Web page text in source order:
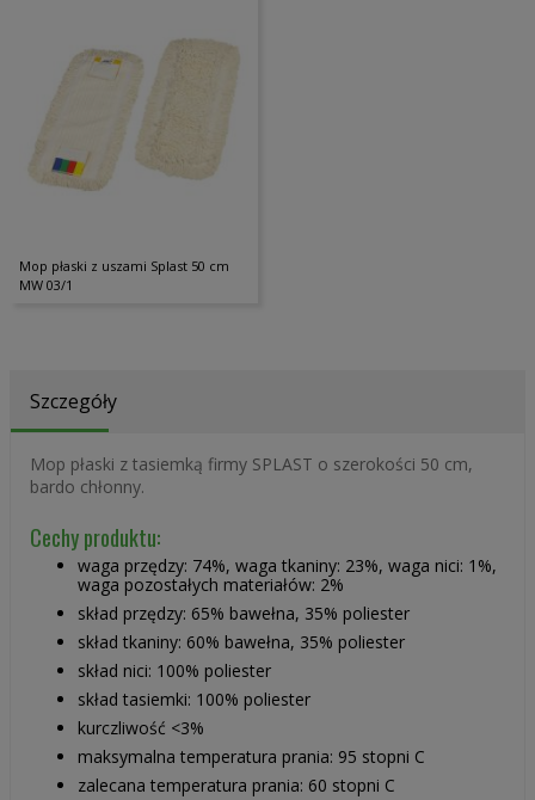
Mop płaski z uszami Splast 50 cm
MW 03/1
Szczegóły
Mop płaski z tasiemką firmy SPLAST o szerokości 50 cm,
bardo chłonny.
Cechy produktu:
waga przędzy: 74%, waga tkaniny: 23%, waga nici: 1%,
waga pozostałych materiałów: 2%
skład przędzy: 65% bawełna, 35% poliester
skład tkaniny: 60% bawełna, 35% poliester
skład nici: 100% poliester
skład tasiemki: 100% poliester
kurczliwość <3%
maksymalna temperatura prania: 95 stopni C
zalecana temperatura prania: 60 stopni C